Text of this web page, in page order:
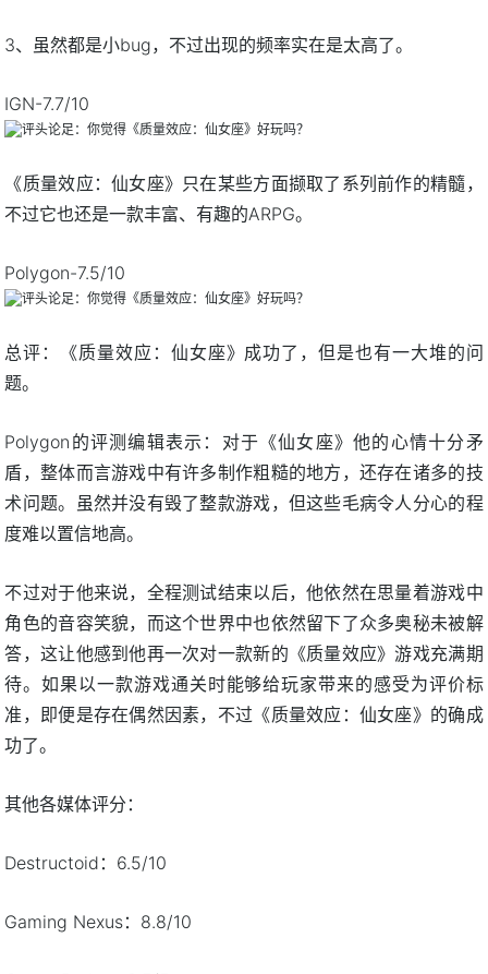
3、虽然都是小bug，不过出现的频率实在是太高了。
IGN-7.7/10
《质量效应：仙女座》只在某些方面撷取了系列前作的精髓，
不过它也还是一款丰富、有趣的ARPG。
Polygon-7.5/10
总评：《质量效应：仙女座》成功了，但是也有一大堆的问
题。
Polygon的评测编辑表示：对于《仙女座》他的心情十分矛
盾，整体而言游戏中有许多制作粗糙的地方，还存在诸多的技
术问题。虽然并没有毁了整款游戏，但这些毛病令人分心的程
度难以置信地高。
不过对于他来说，全程测试结束以后，他依然在思量着游戏中
角色的音容笑貌，而这个世界中也依然留下了众多奥秘未被解
答，这让他感到他再一次对一款新的《质量效应》游戏充满期
待。如果以一款游戏通关时能够给玩家带来的感受为评价标
准，即便是存在偶然因素，不过《质量效应：仙女座》的确成
功了。
其他各媒体评分：
Destructoid：6.5/10
Gaming Nexus：8.8/10